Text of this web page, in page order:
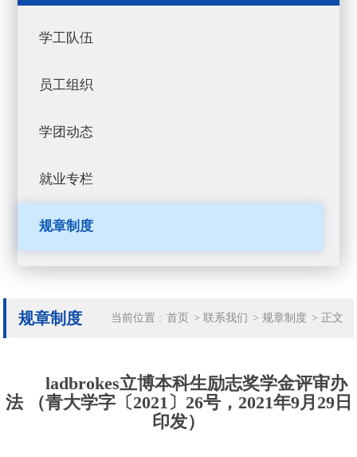
学工队伍
员工组织
学团动态
就业专栏
规章制度
规章制度 当前位置 : 首页 > 联系我们 > 规章制度 > 正文
ladbrokes立博本科生励志奖学金评审办
法 （青大学字〔2021〕26号，2021年9月29日
印发）